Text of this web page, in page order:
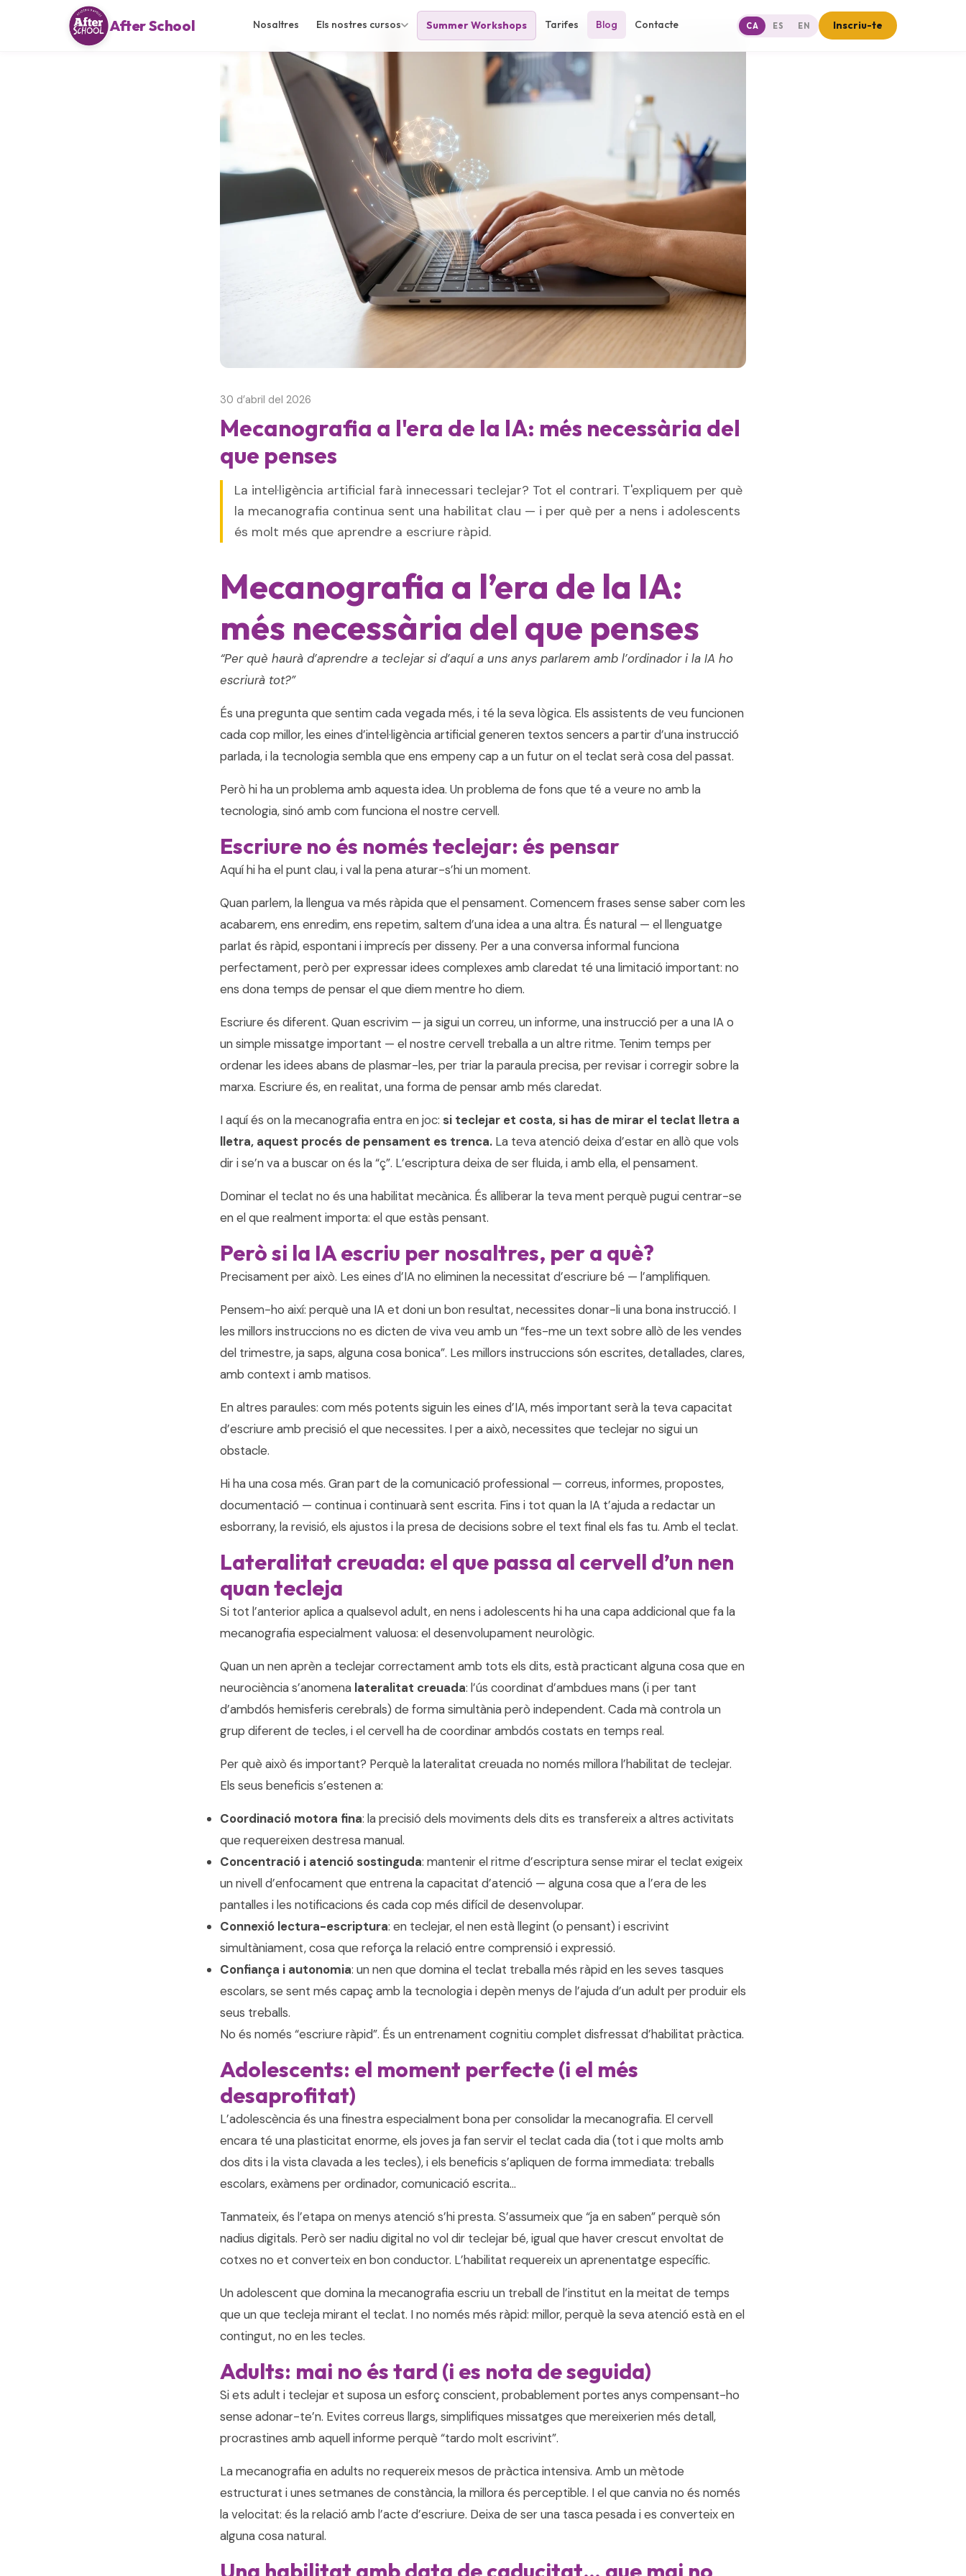
After School Nosaltres Els nostres cursos Summer Workshops Tarifes Blog Contacte CA ES EN Inscriu-te
30 d’abril del 2026
Mecanografia a l'era de la IA: més necessària del
que penses
La intel·ligència artificial farà innecessari teclejar? Tot el contrari. T'expliquem per què
la mecanografia continua sent una habilitat clau — i per què per a nens i adolescents
és molt més que aprendre a escriure ràpid.
Mecanografia a l’era de la IA:
més necessària del que penses
“Per què haurà d’aprendre a teclejar si d’aquí a uns anys parlarem amb l’ordinador i la IA ho
escriurà tot?”
És una pregunta que sentim cada vegada més, i té la seva lògica. Els assistents de veu funcionen
cada cop millor, les eines d’intel·ligència artificial generen textos sencers a partir d’una instrucció
parlada, i la tecnologia sembla que ens empeny cap a un futur on el teclat serà cosa del passat.
Però hi ha un problema amb aquesta idea. Un problema de fons que té a veure no amb la
tecnologia, sinó amb com funciona el nostre cervell.
Escriure no és només teclejar: és pensar
Aquí hi ha el punt clau, i val la pena aturar-s’hi un moment.
Quan parlem, la llengua va més ràpida que el pensament. Comencem frases sense saber com les
acabarem, ens enredim, ens repetim, saltem d’una idea a una altra. És natural — el llenguatge
parlat és ràpid, espontani i imprecís per disseny. Per a una conversa informal funciona
perfectament, però per expressar idees complexes amb claredat té una limitació important: no
ens dona temps de pensar el que diem mentre ho diem.
Escriure és diferent. Quan escrivim — ja sigui un correu, un informe, una instrucció per a una IA o
un simple missatge important — el nostre cervell treballa a un altre ritme. Tenim temps per
ordenar les idees abans de plasmar-les, per triar la paraula precisa, per revisar i corregir sobre la
marxa. Escriure és, en realitat, una forma de pensar amb més claredat.
I aquí és on la mecanografia entra en joc: si teclejar et costa, si has de mirar el teclat lletra a
lletra, aquest procés de pensament es trenca. La teva atenció deixa d’estar en allò que vols
dir i se’n va a buscar on és la “ç”. L’escriptura deixa de ser fluida, i amb ella, el pensament.
Dominar el teclat no és una habilitat mecànica. És alliberar la teva ment perquè pugui centrar-se
en el que realment importa: el que estàs pensant.
Però si la IA escriu per nosaltres, per a què?
Precisament per això. Les eines d’IA no eliminen la necessitat d’escriure bé — l’amplifiquen.
Pensem-ho així: perquè una IA et doni un bon resultat, necessites donar-li una bona instrucció. I
les millors instruccions no es dicten de viva veu amb un “fes-me un text sobre allò de les vendes
del trimestre, ja saps, alguna cosa bonica”. Les millors instruccions són escrites, detallades, clares,
amb context i amb matisos.
En altres paraules: com més potents siguin les eines d’IA, més important serà la teva capacitat
d’escriure amb precisió el que necessites. I per a això, necessites que teclejar no sigui un
obstacle.
Hi ha una cosa més. Gran part de la comunicació professional — correus, informes, propostes,
documentació — continua i continuarà sent escrita. Fins i tot quan la IA t’ajuda a redactar un
esborrany, la revisió, els ajustos i la presa de decisions sobre el text final els fas tu. Amb el teclat.
Lateralitat creuada: el que passa al cervell d’un nen
quan tecleja
Si tot l’anterior aplica a qualsevol adult, en nens i adolescents hi ha una capa addicional que fa la
mecanografia especialment valuosa: el desenvolupament neurològic.
Quan un nen aprèn a teclejar correctament amb tots els dits, està practicant alguna cosa que en
neurociència s’anomena lateralitat creuada: l’ús coordinat d’ambdues mans (i per tant
d’ambdós hemisferis cerebrals) de forma simultània però independent. Cada mà controla un
grup diferent de tecles, i el cervell ha de coordinar ambdós costats en temps real.
Per què això és important? Perquè la lateralitat creuada no només millora l’habilitat de teclejar.
Els seus beneficis s’estenen a:
Coordinació motora fina: la precisió dels moviments dels dits es transfereix a altres activitats
que requereixen destresa manual.
Concentració i atenció sostinguda: mantenir el ritme d’escriptura sense mirar el teclat exigeix
un nivell d’enfocament que entrena la capacitat d’atenció — alguna cosa que a l’era de les
pantalles i les notificacions és cada cop més difícil de desenvolupar.
Connexió lectura-escriptura: en teclejar, el nen està llegint (o pensant) i escrivint
simultàniament, cosa que reforça la relació entre comprensió i expressió.
Confiança i autonomia: un nen que domina el teclat treballa més ràpid en les seves tasques
escolars, se sent més capaç amb la tecnologia i depèn menys de l’ajuda d’un adult per produir els
seus treballs.
No és només “escriure ràpid”. És un entrenament cognitiu complet disfressat d’habilitat pràctica.
Adolescents: el moment perfecte (i el més
desaprofitat)
L’adolescència és una finestra especialment bona per consolidar la mecanografia. El cervell
encara té una plasticitat enorme, els joves ja fan servir el teclat cada dia (tot i que molts amb
dos dits i la vista clavada a les tecles), i els beneficis s’apliquen de forma immediata: treballs
escolars, exàmens per ordinador, comunicació escrita…
Tanmateix, és l’etapa on menys atenció s’hi presta. S’assumeix que “ja en saben” perquè són
nadius digitals. Però ser nadiu digital no vol dir teclejar bé, igual que haver crescut envoltat de
cotxes no et converteix en bon conductor. L’habilitat requereix un aprenentatge específic.
Un adolescent que domina la mecanografia escriu un treball de l’institut en la meitat de temps
que un que tecleja mirant el teclat. I no només més ràpid: millor, perquè la seva atenció està en el
contingut, no en les tecles.
Adults: mai no és tard (i es nota de seguida)
Si ets adult i teclejar et suposa un esforç conscient, probablement portes anys compensant-ho
sense adonar-te’n. Evites correus llargs, simplifiques missatges que mereixerien més detall,
procrastines amb aquell informe perquè “tardo molt escrivint”.
La mecanografia en adults no requereix mesos de pràctica intensiva. Amb un mètode
estructurat i unes setmanes de constància, la millora és perceptible. I el que canvia no és només
la velocitat: és la relació amb l’acte d’escriure. Deixa de ser una tasca pesada i es converteix en
alguna cosa natural.